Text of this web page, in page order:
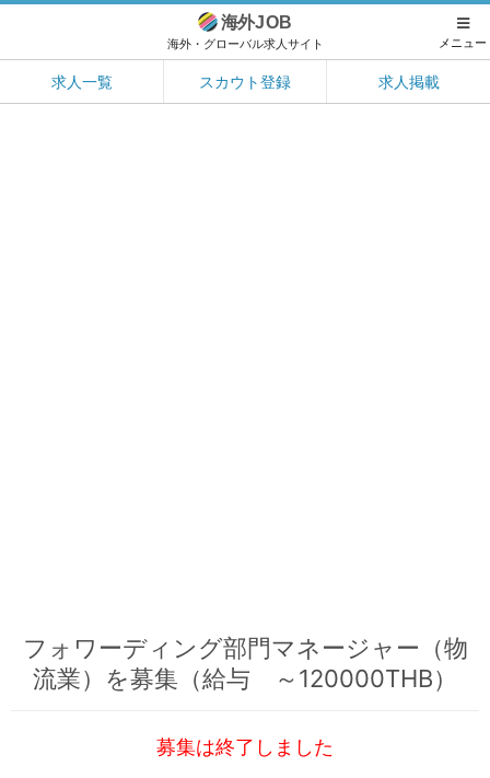
海外JOB
海外・グローバル求人サイト メニュー
求人一覧 スカウト登録 求人掲載
フォワーディング部門マネージャー（物
流業）を募集（給与 ～120000THB）
募集は終了しました